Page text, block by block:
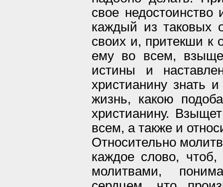
свое недостоинство
каждый из таковых
своих и, притекши к
ему во всем,
истины и
христианину знать
жизнь, какою
христианину.
всем, а также и
Относительно
каждое слово, чтоб,
молитвами,